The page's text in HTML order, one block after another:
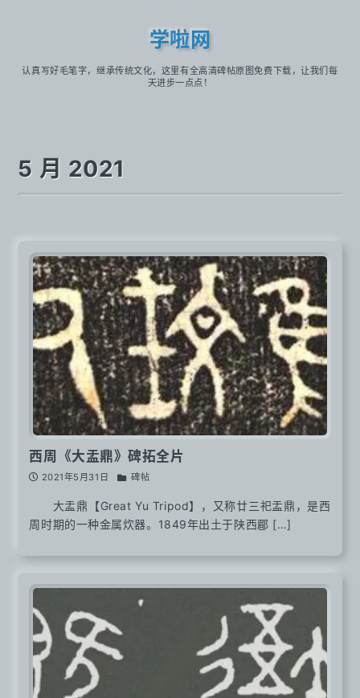
学啦网
认真写好毛笔字，继承传统文化，这里有全高清碑帖原图免费下载，让我们每
天进步一点点！
5 月 2021
西周《大盂鼎》碑拓全片
2021年5月31日 碑帖
大盂鼎【Great Yu Tripod】，又称廿三祀盂鼎，是西
周时期的一种金属炊器。1849年出土于陕西郿 […]